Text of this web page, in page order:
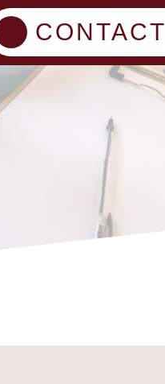
CONTACT